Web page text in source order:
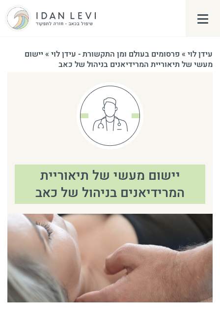
עידן לוי » פרסומים בעולם ומן התקשורת - עידן לוי » יישום
מעשי של תיאוריית המרידיאנים בניהול של כאב
יישום מעשי של תיאוריית
המרידיאנים בניהול של כאב
פתח\סגור תפריט צד